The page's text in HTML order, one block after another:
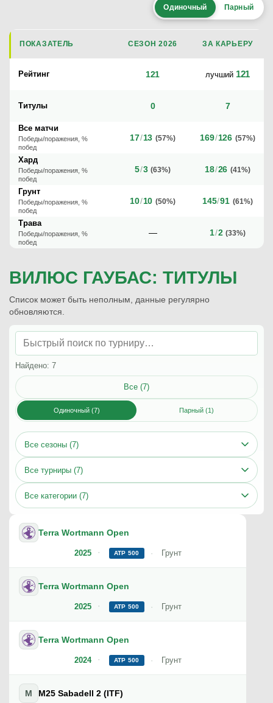
Одиночный Парный
ПОКАЗАТЕЛЬ СЕЗОН 2026 ЗА КАРЬЕРУ
Рейтинг 121 лучший 121
Титулы 0 7
Все матчи
Победы/поражения, %
побед
17/13 (57%) 169/126 (57%)
Хард
Победы/поражения, %
побед
5/3 (63%) 18/26 (41%)
Грунт
Победы/поражения, %
побед
10/10 (50%) 145/91 (61%)
Трава
Победы/поражения, %
побед
— 1/2 (33%)
ВИЛЮС ГАУБАС: ТИТУЛЫ
Список может быть неполным, данные регулярно
обновляются.
Найдено: 7
Все (7)
Одиночный (7) Парный (1)
Все сезоны (7)
Все турниры (7)
Все категории (7)
2025
Terra Wortmann Open
ATP 500 Грунт
2025
Terra Wortmann Open
ATP 500 Грунт
2024
Terra Wortmann Open
ATP 500 Грунт
M M25 Sabadell 2 (ITF)